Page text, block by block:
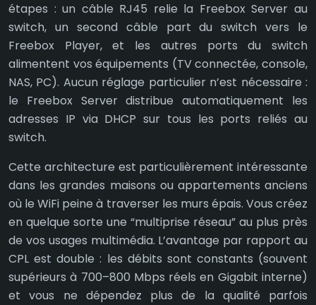
étapes : un câble RJ45 relie la Freebox Server au
switch, un second câble part du switch vers le
Freebox Player, et les autres ports du switch
alimentent vos équipements (TV connectée, console,
NAS, PC). Aucun réglage particulier n’est nécessaire :
le Freebox Server distribue automatiquement les
adresses IP via DHCP sur tous les ports reliés au
switch.
Cette architecture est particulièrement intéressante
dans les grandes maisons ou appartements anciens
où le WiFi peine à traverser les murs épais. Vous créez
en quelque sorte une “multiprise réseau” au plus près
de vos usages multimédia. L’avantage par rapport au
CPL est double : les débits sont constants (souvent
supérieurs à 700–800 Mbps réels en Gigabit interne)
et vous ne dépendez plus de la qualité parfois